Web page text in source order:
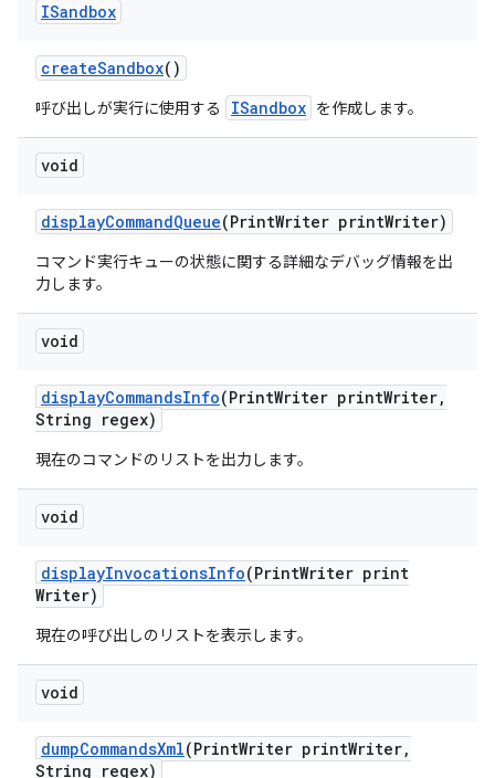
ISandbox
createSandbox()
呼び出しが実行に使用する ISandbox を作成します。
void
displayCommandQueue(PrintWriter printWriter)
コマンド実行キューの状態に関する詳細なデバッグ情報を出
力します。
void
displayCommandsInfo(PrintWriter printWriter,
String regex)
現在のコマンドのリストを出力します。
void
displayInvocationsInfo(PrintWriter print
Writer)
現在の呼び出しのリストを表示します。
void
dumpCommandsXml(PrintWriter printWriter,
String regex)